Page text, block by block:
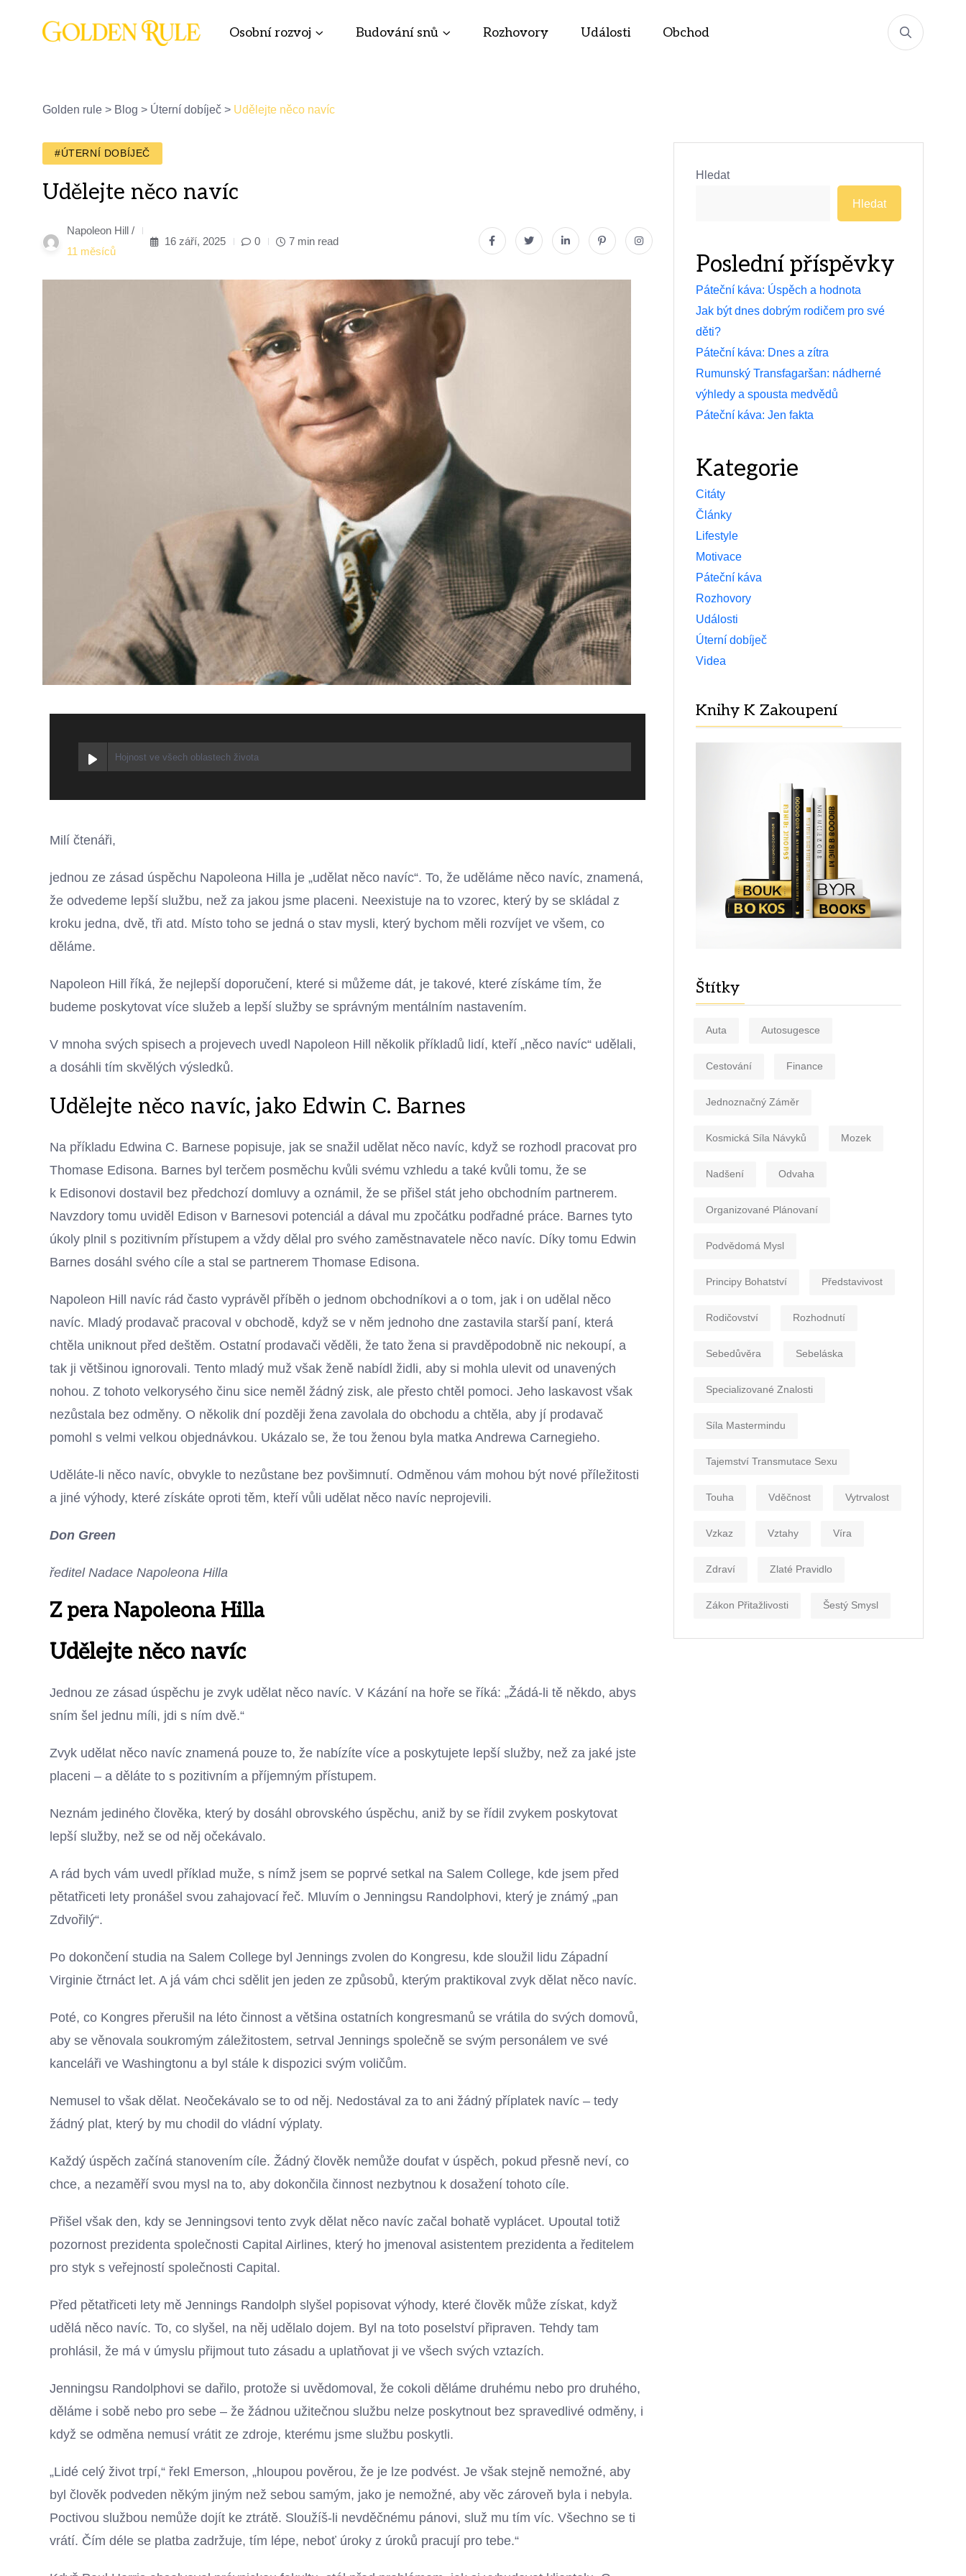
Osobní rozvoj Budování snů Rozhovory Události Obchod
Golden rule > Blog > Úterní dobíječ > Udělejte něco navíc
#ÚTERNÍ DOBÍJEČ
Udělejte něco navíc
Napoleon Hill /
11 měsíců
16 září, 2025 0 7 min read
Hojnost ve všech oblastech života
Milí čtenáři,
jednou ze zásad úspěchu Napoleona Hilla je „udělat něco navíc“. To, že uděláme něco navíc, znamená,
že odvedeme lepší službu, než za jakou jsme placeni. Neexistuje na to vzorec, který by se skládal z
kroku jedna, dvě, tři atd. Místo toho se jedná o stav mysli, který bychom měli rozvíjet ve všem, co
děláme.
Napoleon Hill říká, že nejlepší doporučení, které si můžeme dát, je takové, které získáme tím, že
budeme poskytovat více služeb a lepší služby se správným mentálním nastavením.
V mnoha svých spisech a projevech uvedl Napoleon Hill několik příkladů lidí, kteří „něco navíc“ udělali,
a dosáhli tím skvělých výsledků.
Udělejte něco navíc, jako Edwin C. Barnes
Na příkladu Edwina C. Barnese popisuje, jak se snažil udělat něco navíc, když se rozhodl pracovat pro
Thomase Edisona. Barnes byl terčem posměchu kvůli svému vzhledu a také kvůli tomu, že se
k Edisonovi dostavil bez předchozí domluvy a oznámil, že se přišel stát jeho obchodním partnerem.
Navzdory tomu uviděl Edison v Barnesovi potenciál a dával mu zpočátku podřadné práce. Barnes tyto
úkoly plnil s pozitivním přístupem a vždy dělal pro svého zaměstnavatele něco navíc. Díky tomu Edwin
Barnes dosáhl svého cíle a stal se partnerem Thomase Edisona.
Napoleon Hill navíc rád často vyprávěl příběh o jednom obchodníkovi a o tom, jak i on udělal něco
navíc. Mladý prodavač pracoval v obchodě, když se v něm jednoho dne zastavila starší paní, která
chtěla uniknout před deštěm. Ostatní prodavači věděli, že tato žena si pravděpodobně nic nekoupí, a
tak ji většinou ignorovali. Tento mladý muž však ženě nabídl židli, aby si mohla ulevit od unavených
nohou. Z tohoto velkorysého činu sice neměl žádný zisk, ale přesto chtěl pomoci. Jeho laskavost však
nezůstala bez odměny. O několik dní později žena zavolala do obchodu a chtěla, aby jí prodavač
pomohl s velmi velkou objednávkou. Ukázalo se, že tou ženou byla matka Andrewa Carnegieho.
Uděláte-li něco navíc, obvykle to nezůstane bez povšimnutí. Odměnou vám mohou být nové příležitosti
a jiné výhody, které získáte oproti těm, kteří vůli udělat něco navíc neprojevili.
Don Green
ředitel Nadace Napoleona Hilla
Z pera Napoleona Hilla
Udělejte něco navíc
Jednou ze zásad úspěchu je zvyk udělat něco navíc. V Kázání na hoře se říká: „Žádá-li tě někdo, abys
sním šel jednu míli, jdi s ním dvě.“
Zvyk udělat něco navíc znamená pouze to, že nabízíte více a poskytujete lepší služby, než za jaké jste
placeni – a děláte to s pozitivním a příjemným přístupem.
Neznám jediného člověka, který by dosáhl obrovského úspěchu, aniž by se řídil zvykem poskytovat
lepší služby, než se od něj očekávalo.
A rád bych vám uvedl příklad muže, s nímž jsem se poprvé setkal na Salem College, kde jsem před
pětatřiceti lety pronášel svou zahajovací řeč. Mluvím o Jenningsu Randolphovi, který je známý „pan
Zdvořilý“.
Po dokončení studia na Salem College byl Jennings zvolen do Kongresu, kde sloužil lidu Západní
Virginie čtrnáct let. A já vám chci sdělit jen jeden ze způsobů, kterým praktikoval zvyk dělat něco navíc.
Poté, co Kongres přerušil na léto činnost a většina ostatních kongresmanů se vrátila do svých domovů,
aby se věnovala soukromým záležitostem, setrval Jennings společně se svým personálem ve své
kanceláři ve Washingtonu a byl stále k dispozici svým voličům.
Nemusel to však dělat. Neočekávalo se to od něj. Nedostával za to ani žádný příplatek navíc – tedy
žádný plat, který by mu chodil do vládní výplaty.
Každý úspěch začíná stanovením cíle. Žádný člověk nemůže doufat v úspěch, pokud přesně neví, co
chce, a nezaměří svou mysl na to, aby dokončila činnost nezbytnou k dosažení tohoto cíle.
Přišel však den, kdy se Jenningsovi tento zvyk dělat něco navíc začal bohatě vyplácet. Upoutal totiž
pozornost prezidenta společnosti Capital Airlines, který ho jmenoval asistentem prezidenta a ředitelem
pro styk s veřejností společnosti Capital.
Před pětatřiceti lety mě Jennings Randolph slyšel popisovat výhody, které člověk může získat, když
udělá něco navíc. To, co slyšel, na něj udělalo dojem. Byl na toto poselství připraven. Tehdy tam
prohlásil, že má v úmyslu přijmout tuto zásadu a uplatňovat ji ve všech svých vztazích.
Jenningsu Randolphovi se dařilo, protože si uvědomoval, že cokoli děláme druhému nebo pro druhého,
děláme i sobě nebo pro sebe – že žádnou užitečnou službu nelze poskytnout bez spravedlivé odměny, i
když se odměna nemusí vrátit ze zdroje, kterému jsme službu poskytli.
„Lidé celý život trpí,“ řekl Emerson, „hloupou pověrou, že je lze podvést. Je však stejně nemožné, aby
byl člověk podveden někým jiným než sebou samým, jako je nemožné, aby věc zároveň byla i nebyla.
Poctivou službou nemůže dojít ke ztrátě. Sloužíš-li nevděčnému pánovi, služ mu tím víc. Všechno se ti
vrátí. Čím déle se platba zadržuje, tím lépe, neboť úroky z úroků pracují pro tebe.“
Hledat
Hledat
Poslední příspěvky
Páteční káva: Úspěch a hodnota
Jak být dnes dobrým rodičem pro své
děti?
Páteční káva: Dnes a zítra
Rumunský Transfagaršan: nádherné
výhledy a spousta medvědů
Páteční káva: Jen fakta
Kategorie
Citáty
Články
Lifestyle
Motivace
Páteční káva
Rozhovory
Události
Úterní dobíječ
Videa
Knihy K Zakoupení
Štítky
Auta Autosugesce
Cestování Finance
Jednoznačný Záměr
Kosmická Síla Návyků Mozek
Nadšení Odvaha
Organizované Plánovaní
Podvědomá Mysl
Principy Bohatství Představivost
Rodičovství Rozhodnutí
Sebedůvěra Sebeláska
Specializované Znalosti
Síla Mastermindu
Tajemství Transmutace Sexu
Touha Vděčnost Vytrvalost
Vzkaz Vztahy Víra
Zdraví Zlaté Pravidlo
Zákon Přitažlivosti Šestý Smysl